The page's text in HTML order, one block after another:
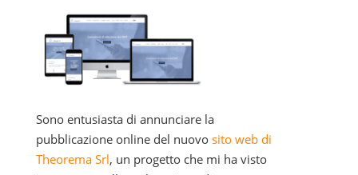
Sono entusiasta di annunciare la
pubblicazione online del nuovosito web di
Theorema Srl, un progetto che mi ha visto